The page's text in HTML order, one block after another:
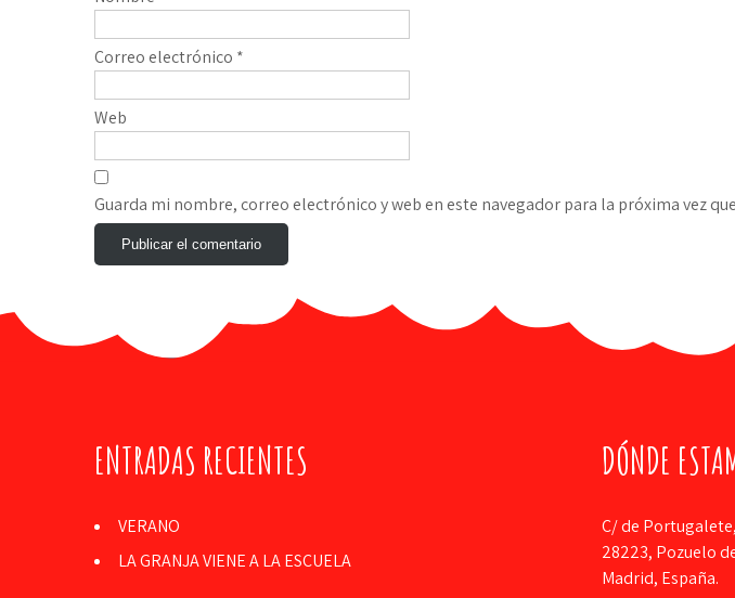
Correo electrónico *
Web
Guarda mi nombre, correo electrónico y web en este navegador para la próxima vez
ENTRADAS RECIENTES
VERANO
LA GRANJA VIENE A LA ESCUELA
DÓNDE
C/ de
28223, Pozuelo
Madrid, España.